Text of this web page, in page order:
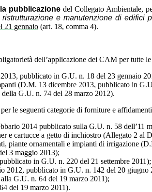
pubblicazione del Collegato Ambientale,
e manutenzione di
21 gennaio (art. 18, comma 4).
dell’applicazione dei CAM per tutte
pubblicato in G.U. n. 18 del 23 gennaio
(D.M. 13 dicembre 2013, pubblicato in
G.U. n. 74 del 28 marzo 2012).
le seguenti categorie di forniture e
2014 pubblicato sulla G.U. n. 58 dell’11
e cartucce a getto di inchiostro (Allegato 2
piante ornamentali e impianti di irrigazione
3 maggio 2013);
in G.U. n. 220 del 21 settembre 2011);
2012, pubblicato in G.U. n. 142 del 20 giugno
G.U. n. 64 del 19 marzo 2011);
del 19 marzo 2011).